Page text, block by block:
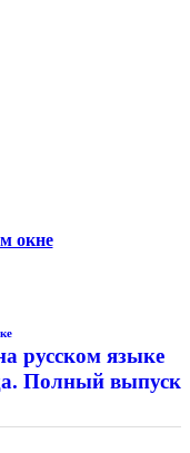
окне
русском языке
Полный выпуск